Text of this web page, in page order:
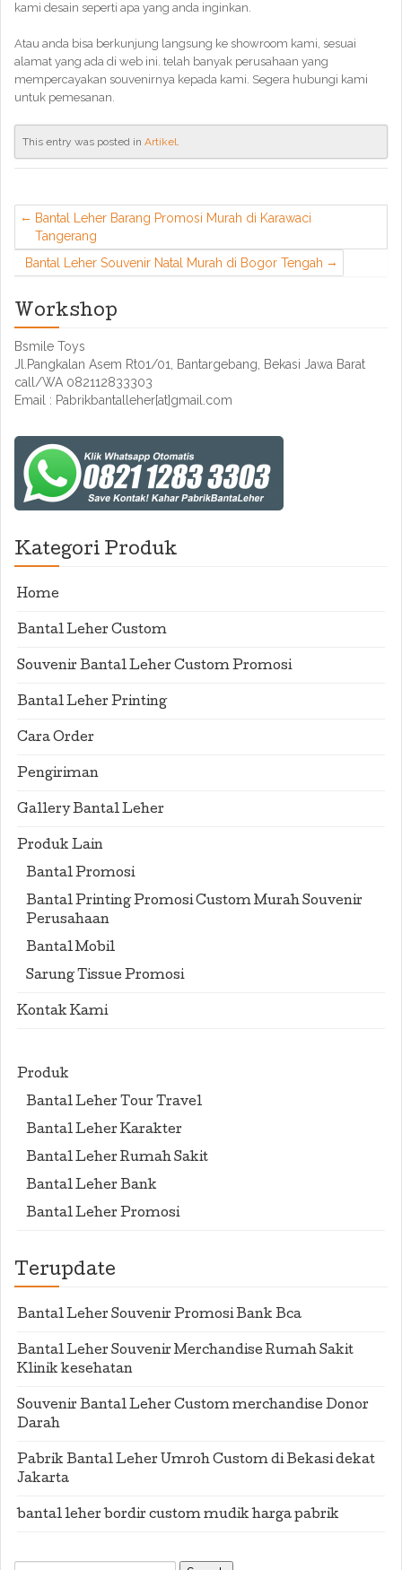
kami desain seperti apa yang anda inginkan.
Atau anda bisa berkunjung langsung ke showroom kami, sesuai
alamat yang ada di web ini. telah banyak perusahaan yang
mempercayakan souvenirnya kepada kami. Segera hubungi kami
untuk pemesanan.
This entry was posted in Artikel.
Bantal Leher Barang Promosi Murah di Karawaci
Tangerang
Bantal Leher Souvenir Natal Murah di Bogor Tengah
Workshop
Bsmile Toys
Jl.Pangkalan Asem Rt01/01, Bantargebang, Bekasi Jawa Barat
call/WA 082112833303
Email : Pabrikbantalleher[at]gmail.com
Kategori Produk
Home
Bantal Leher Custom
Souvenir Bantal Leher Custom Promosi
Bantal Leher Printing
Cara Order
Pengiriman
Gallery Bantal Leher
Produk Lain
Bantal Promosi
Bantal Printing Promosi Custom Murah Souvenir
Perusahaan
Bantal Mobil
Sarung Tissue Promosi
Kontak Kami
Produk
Bantal Leher Tour Travel
Bantal Leher Karakter
Bantal Leher Rumah Sakit
Bantal Leher Bank
Bantal Leher Promosi
Terupdate
Bantal Leher Souvenir Promosi Bank Bca
Bantal Leher Souvenir Merchandise Rumah Sakit
Klinik kesehatan
Souvenir Bantal Leher Custom merchandise Donor
Darah
Pabrik Bantal Leher Umroh Custom di Bekasi dekat
Jakarta
bantal leher bordir custom mudik harga pabrik